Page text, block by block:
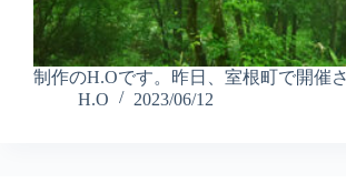
制作のH.Oです。昨日、室根町で開催
H.O
2023/06/12